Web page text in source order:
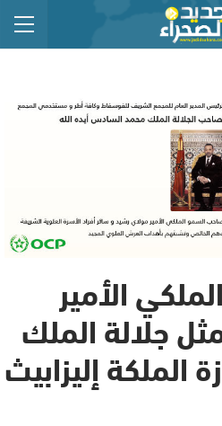
الأمير
جلالة الملك
إليزابيث